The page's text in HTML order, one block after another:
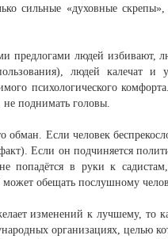
сильные «духовные скрепы»,
людей избивают,
людей калечат
психологического
поднимать головы.
Если человек
Если он подчиняется
в руки к
обещать послушному
изменений к лучшему, то
организациях, целью